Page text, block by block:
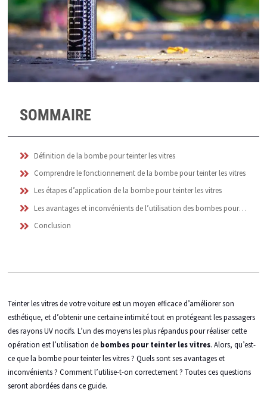
SOMMAIRE
Définition de la bombe pour teinter les vitres
Comprendre le fonctionnement de la bombe pour teinter les vitres
Les étapes d’application de la bombe pour teinter les vitres
Les avantages et inconvénients de l’utilisation des bombes pour teinter les vitres
Conclusion
Teinter les vitres de votre voiture est un moyen efficace d’améliorer son
esthétique, et d’obtenir une certaine intimité tout en protégeant les passagers
des rayons UV nocifs. L’un des moyens les plus répandus pour réaliser cette
opération est l’utilisation de bombes pour teinter les vitres. Alors, qu’est-
ce que la bombe pour teinter les vitres ? Quels sont ses avantages et
inconvénients ? Comment l’utilise-t-on correctement ? Toutes ces questions
seront abordées dans ce guide.